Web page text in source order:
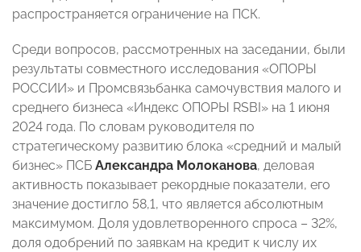
распространяется ограничение на ПСК.
Среди вопросов, рассмотренных на заседании, были
результаты совместного исследования «ОПОРЫ
РОССИИ» и Промсвязьбанка самочувствия малого и
среднего бизнеса «Индекс ОПОРЫ RSBI» на 1 июня
2024 года. По словам руководителя по
стратегическому развитию блока «средний и малый
бизнес» ПСБ Александра Молоканова, деловая
активность показывает рекордные показатели, его
значение достигло 58,1, что является абсолютным
максимумом. Доля удовлетворенного спроса – 32%,
доля одобрений по заявкам на кредит к числу их